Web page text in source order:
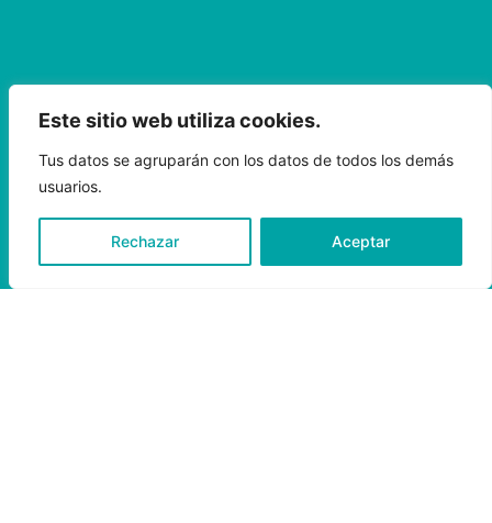
Este sitio web utiliza cookies.
Tus datos se agruparán con los datos de todos los demás
usuarios.
Rechazar Aceptar